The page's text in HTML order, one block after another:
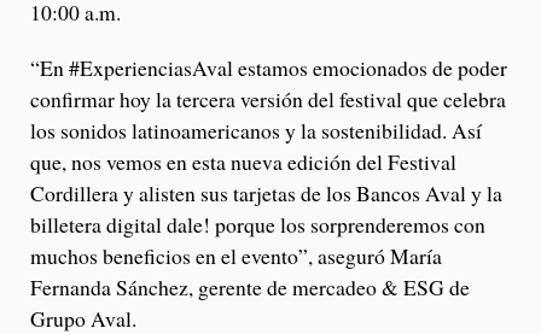
10:00 a.m.
“En #ExperienciasAval estamos emocionados de poder
confirmar hoy la tercera versión del festival que celebra
los sonidos latinoamericanos y la sostenibilidad. Así
que, nos vemos en esta nueva edición del Festival
Cordillera y alisten sus tarjetas de los Bancos Aval y la
billetera digital dale! porque los sorprenderemos con
muchos beneficios en el evento”, aseguró María
Fernanda Sánchez, gerente de mercadeo & ESG de
Grupo Aval.